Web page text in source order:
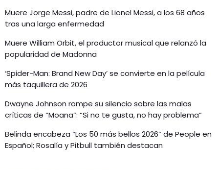
Muere Jorge Messi, padre de Lionel Messi, a los 68 años
tras una larga enfermedad
Muere William Orbit, el productor musical que relanzó la
popularidad de Madonna
‘Spider-Man: Brand New Day’ se convierte en la película
más taquillera de 2026
Dwayne Johnson rompe su silencio sobre las malas
críticas de “Moana”: “Si no te gusta, no hay problema”
Belinda encabeza “Los 50 más bellos 2026” de People en
Español; Rosalía y Pitbull también destacan